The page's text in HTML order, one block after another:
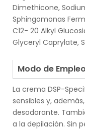
Dimethicone,
Sphingomonas
C12- 20 Alkyl
Glyceryl Caprylate,
Modo de Empleo
La crema DSP-
sensibles y,
desodorante.
a la depilación. Sin